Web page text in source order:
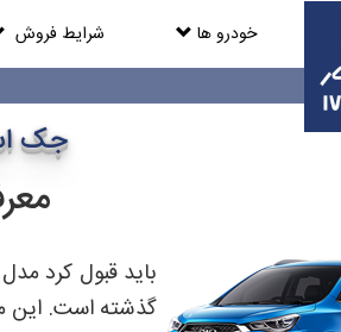
خودرو ها شرایط فروش
جک
گذشته است. این